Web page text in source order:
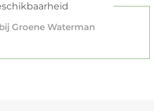
Groene Waterman